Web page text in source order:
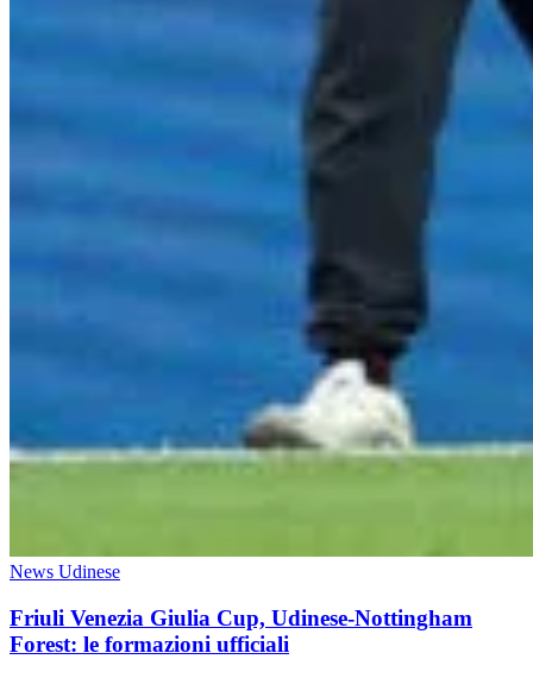
News Udinese
Friuli Venezia Giulia Cup, Udinese-Nottingham
Forest: le formazioni ufficiali